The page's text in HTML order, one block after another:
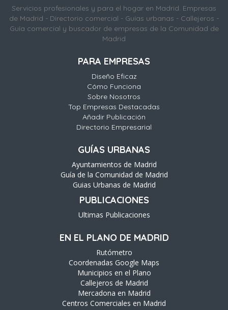
Servicios profesionales y para el hogar en Madrid. Empresas
de Madrid - Directorio comercial - Guías urbanas - Callejeros -
Guía comercial y buscador de empresas de la Comunidad de
Madrid
PARA EMPRESAS
Diseño Eficaz
Cómo Funciona
Sobre Nosotros
Top Empresas Destacadas
Añadir Publicación
Directorio Empresarial
GUÍAS URBANAS
Ayuntamientos de Madrid
Guía de la Comunidad de Madrid
Guias Urbanas de Madrid
PUBLICACIONES
Ultimas Publicaciones
EN EL PLANO DE MADRID
Rutómetro
Coordenadas Google Maps
Municipios en el Plano
Callejeros de Madrid
Mercadona en Madrid
Centros Comerciales en Madrid